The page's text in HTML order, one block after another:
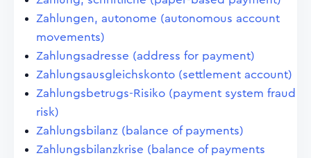
Zahlungen, autonome (autonomous account
movements)
Zahlungsadresse (address for payment)
Zahlungsausgleichskonto (settlement account)
Zahlungsbetrugs-Risiko (payment system fraud
risk)
Zahlungsbilanz (balance of payments)
Zahlungsbilanzkrise (balance of payments